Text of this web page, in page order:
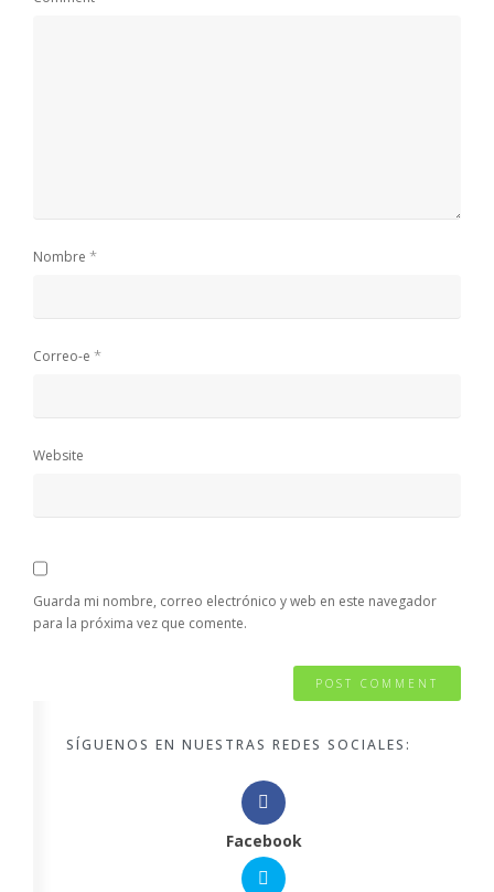
Nombre *
Correo-e *
Website
Guarda mi nombre, correo electrónico y web en este navegador
para la próxima vez que comente.
SÍGUENOS EN NUESTRAS REDES SOCIALES:
Facebook